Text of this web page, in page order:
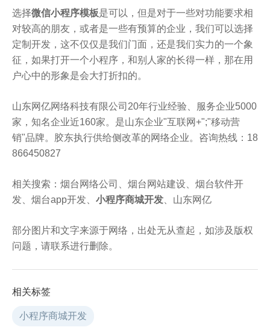
选择微信小程序模板是可以，但是对于一些对功能要求相
对较高的朋友，或者是一些有预算的企业，我们可以选择
定制开发，这不仅仅是我们门面，还是我们实力的一个象
征，如果打开一个小程序，和别人家的长得一样，那在用
户心中的形象是会大打折扣的。
山东网亿网络科技有限公司20年行业经验、服务企业5000
家，知名企业近160家。是山东企业"互联网+";"移动营
销"品牌。胶东执行供给侧改革的网络企业。咨询热线：18
866450827
相关搜索：烟台网络公司、烟台网站建设、烟台软件开
发、烟台app开发、 小程序商城开发 、山东网亿
部分图片和文字来源于网络，出处无从查起，如涉及版权
问题，请联系进行删除。
相关标签
小程序商城开发